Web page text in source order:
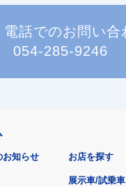
電話でのお問い合
054-285-9246
お知らせ お店を探す
展示車/試乗